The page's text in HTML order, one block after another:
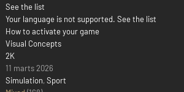
See the list
Your language is not supported. See the list
How to activate your game
Visual Concepts
2K
11 marts 2026
Simulation, Sport